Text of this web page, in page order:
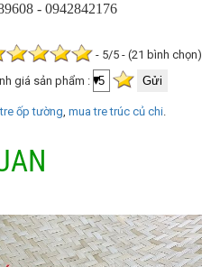
- 0942842176
- 5/5 - (21 bình chọn)
giá sản phẩm :
ốp tường mua tre trúc củ chi